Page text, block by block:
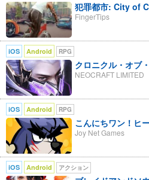
犯罪都市: City of
FingerTips
iOS Android RPG
クロニクル・オブ
NEOCRAFT LIMITED
iOS Android RPG
こんにちワン！ヒ
Joy Net Games
iOS Android アクション